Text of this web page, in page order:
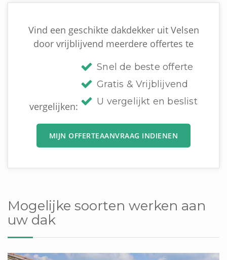
Vind een geschikte dakdekker uit Velsen
door vrijblijvend meerdere offertes te
vergelijken:
Snel de beste offerte
Gratis & Vrijblijvend
U vergelijkt en beslist
MIJN OFFERTEAANVRAAG INDIENEN
Mogelijke soorten werken aan
uw dak